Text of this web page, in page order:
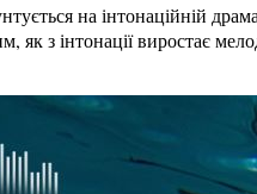
на інтонаційній
як з інтонації виростає